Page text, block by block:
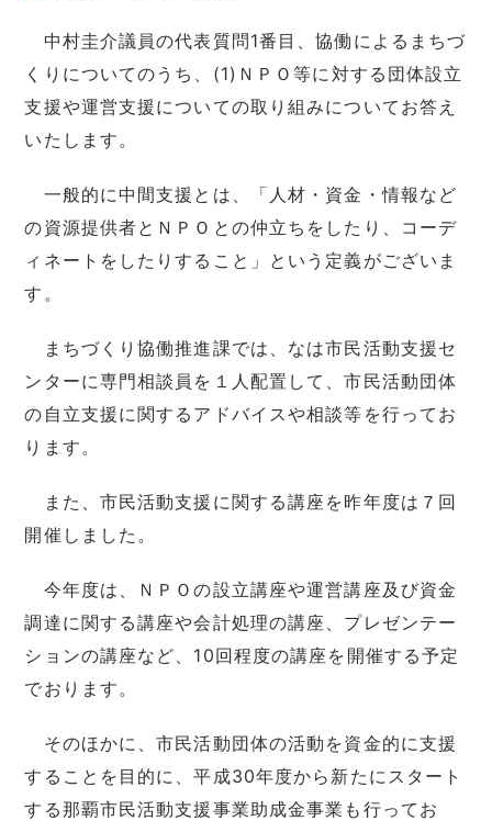
中村圭介議員の代表質問1番目、協働によるまちづ
くりについてのうち、(1)ＮＰＯ等に対する団体設立
支援や運営支援についての取り組みについてお答え
いたします。
一般的に中間支援とは、「人材・資金・情報など
の資源提供者とＮＰＯとの仲立ちをしたり、コーデ
ィネートをしたりすること」という定義がございま
す。
まちづくり協働推進課では、なは市民活動支援セ
ンターに専門相談員を１人配置して、市民活動団体
の自立支援に関するアドバイスや相談等を行ってお
ります。
また、市民活動支援に関する講座を昨年度は７回
開催しました。
今年度は、ＮＰＯの設立講座や運営講座及び資金
調達に関する講座や会計処理の講座、プレゼンテー
ションの講座など、10回程度の講座を開催する予定
でおります。
そのほかに、市民活動団体の活動を資金的に支援
することを目的に、平成30年度から新たにスタート
する那覇市民活動支援事業助成金事業も行ってお